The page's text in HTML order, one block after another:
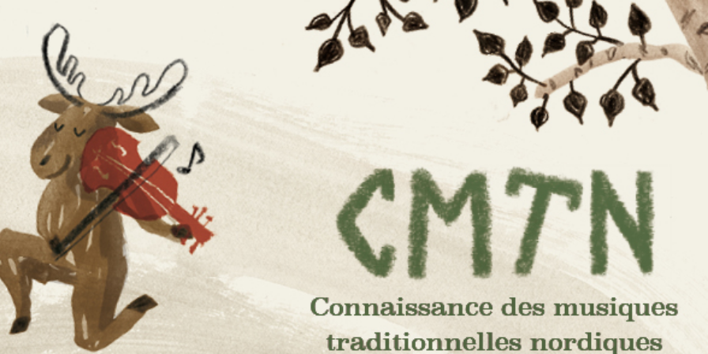
des
et de la culture scandinaves